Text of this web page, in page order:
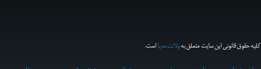
کلیه حقوق قانونی این سایت متعلق بهولانت‌مدیااست.